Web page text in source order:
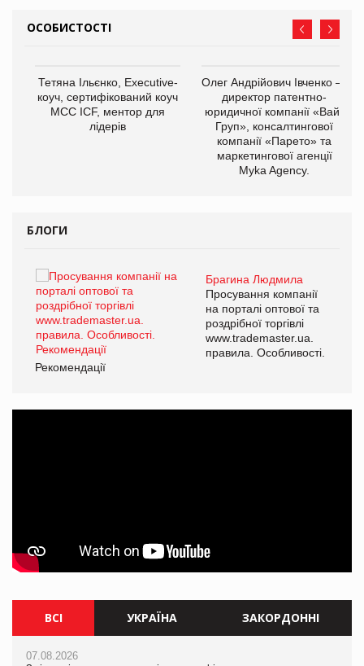
ОСОБИСТОСТІ
Тетяна Ільєнко, Executive-
коуч, сертифікований коуч
МСС ICF, ментор для
лідерів
Олег Андрійович Івченко —
директор патентно-
юридичної компанії «Вайз
Груп», консалтингової
компанії «Парето» та
маркетингової агенції
Myka Agency.
БЛОГИ
Брагина Людмила
Просування компанії
на порталі оптової та
роздрібної торгівлі
www.trademaster.ua.
правила. Особливості.
Рекомендації
ВСІ УКРАЇНА ЗАКОРДОННІ
07.08.2026
07.08.2026
07.08.2026